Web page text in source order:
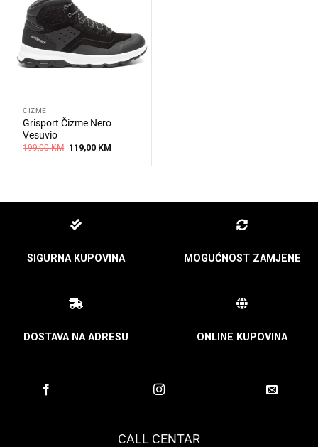
ČIZME
Grisport Čizme Nero
Vesuvio
199,00KM Original
was:
119,00 KMCurrent
is:
SIGURNA KUPOVINA MOGUĆNOST ZAMJENE
DOSTAVA NA ADRESU ONLINE KUPOVINA
CALL CENTAR